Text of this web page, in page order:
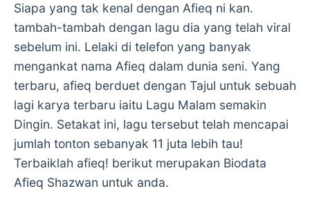
Siapa yang tak kenal dengan Afieq ni kan.
tambah-tambah dengan lagu dia yang telah viral
sebelum ini. Lelaki di telefon yang banyak
mengankat nama Afieq dalam dunia seni. Yang
terbaru, afieq berduet dengan Tajul untuk sebuah
lagi karya terbaru iaitu Lagu Malam semakin
Dingin. Setakat ini, lagu tersebut telah mencapai
jumlah tonton sebanyak 11 juta lebih tau!
Terbaiklah afieq! berikut merupakan Biodata
Afieq Shazwan untuk anda.